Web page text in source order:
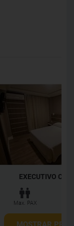
EXECUTIVO
Max. PAX